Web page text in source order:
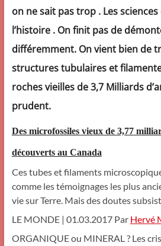
on ne sait pas trop . Les sciences
l’histoire . On finit pas de
différemment. On vient bien de
structures tubulaires et
roches vieilles de 3,7 Milliards
prudent.
Des microfossiles vieux de 3,77
découverts au Canada
Ces tubes et filaments
comme les témoignages les plus
vie sur Terre. Mais des doutes
LE MONDE | 01.03.2017 Par Hervé
ORGANIQUE ou MINERAL ? Les